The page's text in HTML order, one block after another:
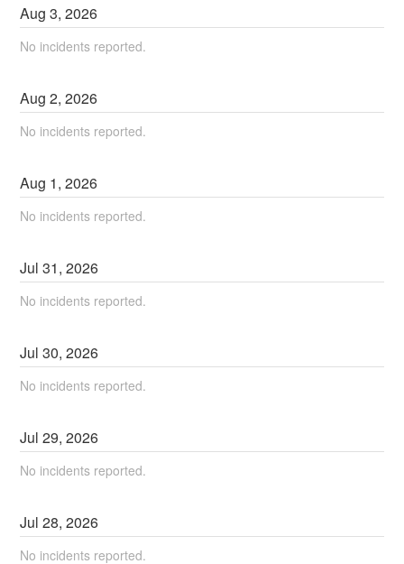
Aug3,2026
No incidents reported.
Aug2,2026
No incidents reported.
Aug 1,2026
No incidents reported.
Jul31,2026
No incidents reported.
Jul30,2026
No incidents reported.
Jul29,2026
No incidents reported.
Jul28,2026
No incidents reported.